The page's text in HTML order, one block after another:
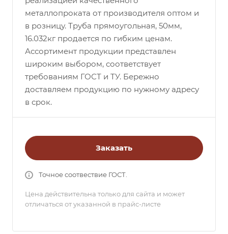
металлопроката от производителя оптом и
в розницу. Труба прямоугольная, 50мм,
16.032кг продается по гибким ценам.
Ассортимент продукции представлен
широким выбором, соответствует
требованиям ГОСТ и ТУ. Бережно
доставляем продукцию по нужному адресу
в срок.
Заказать
Точное соотвествие ГОСТ.
Цена действительна только для сайта и может
отличаться от указанной в прайс-листе